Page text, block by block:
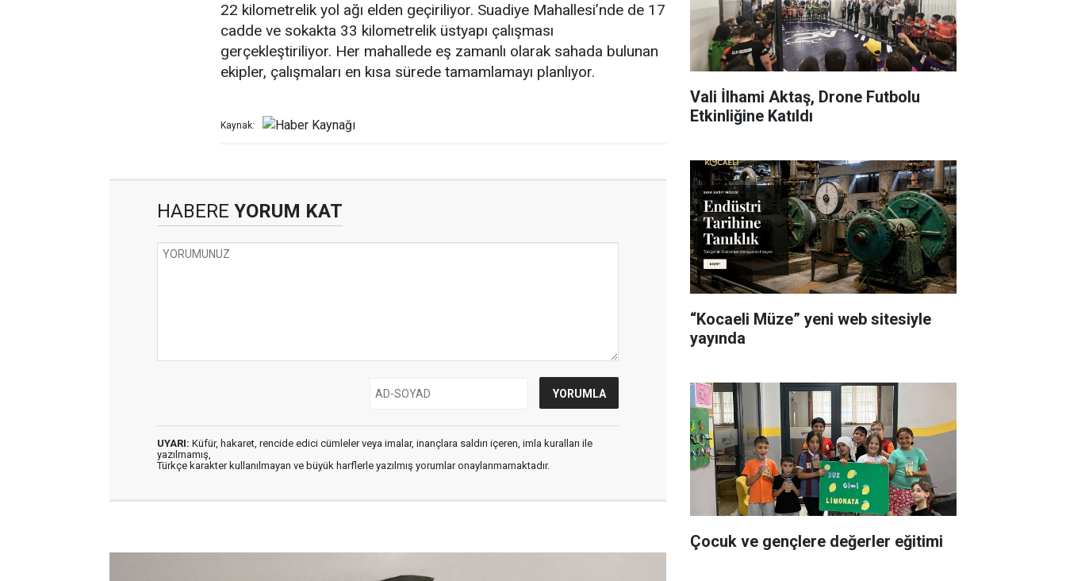
22 kilometrelik yol ağı elden geçiriliyor. Suadiye Mahallesi’nde de 17
cadde ve sokakta 33 kilometrelik üstyapı çalışması
gerçekleştiriliyor. Her mahallede eş zamanlı olarak sahada bulunan
ekipler, çalışmaları en kısa sürede tamamlamayı planlıyor.
Kaynak:
HABERE YORUM KAT
UYARI: Küfür, hakaret, rencide edici cümleler veya imalar, inançlara saldırı içeren, imla kuralları ile
yazılmamış,
Türkçe karakter kullanılmayan ve büyük harflerle yazılmış yorumlar onaylanmamaktadır.
Vali İlhami Aktaş, Drone Futbolu
Etkinliğine Katıldı
“Kocaeli Müze” yeni web sitesiyle
yayında
Çocuk ve gençlere değerler eğitimi